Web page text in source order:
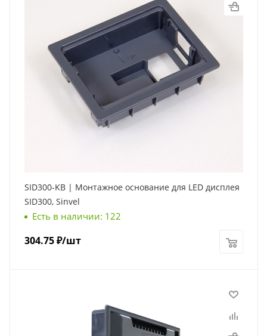
SID300-KB | Монтажное основание для LED дисплея
SID300, Sinvel
Есть в наличии: 122
304.75₽/шт